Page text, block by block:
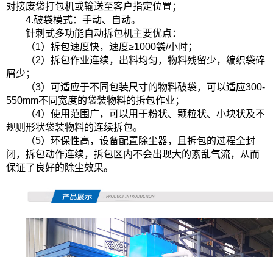
对接废袋打包机或输送至客户指定位置；
4.破袋模式：手动、自动。
针刺式多功能自动拆包机主要优点：
（1）拆包速度快，速度≥1000袋/小时；
（2）拆包作业连续，出料均匀，物料残留少，编织袋碎
屑少；
（3）可适应于不同包装尺寸的物料破袋，可以适应300-
550mm不同宽度的袋装物料的拆包作业；
（4）使用范围广，可以用于粉状、颗粒状、小块状及不
规则形状袋装物料的连续拆包。
（5）环保性高，设备配置除尘器，且拆包的过程全封
闭，拆包动作连续，拆包区内不会出现大的紊乱气流，从而
保证了良好的除尘效果。